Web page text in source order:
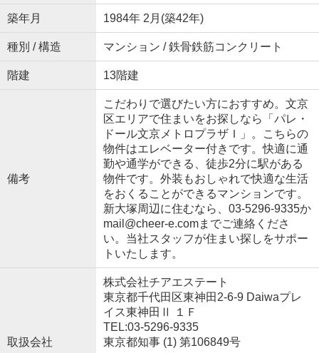
築年月 1984年 2月(築42年)
種別 / 構造 マンション / 鉄骨鉄筋コンクリート
階建 13階建
備考
こだわりで選びたい方におすすめ。文京
区エリアで住まいをお探しなら「パレ・
ドール文京メトロプラザＩ」。こちらの
物件はエレベーター付きです。快適に通
勤や通学ができる、徒歩2分に駅がある
物件です。外装もおしゃれで快適な生活
をおくることができるマンションです。
新大塚周辺に住むなら、03-5296-9335か
mail@cheer-e.comまでご連絡くださ
い。当社スタッフが住まい探しをサポー
トいたします。
取扱会社
株式会社チアエステート
東京都千代田区東神田2-6-9 Daiwaプレ
イス東神田Ⅱ １Ｆ
TEL:03-5296-9335
東京都知事 (1) 第106849号